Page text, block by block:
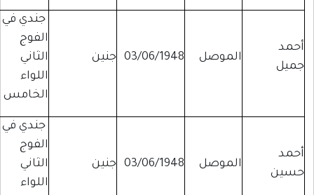
جندي في
الفوج
الثاني
اللواء
الخامس
جنين 03/06/1948 الموصل
أحمد
جميل
جندي في
الفوج
الثاني
اللواء
جنين 03/06/1948 الموصل
أحمد
حسين